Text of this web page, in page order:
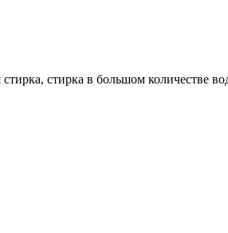
стирка в большом количестве